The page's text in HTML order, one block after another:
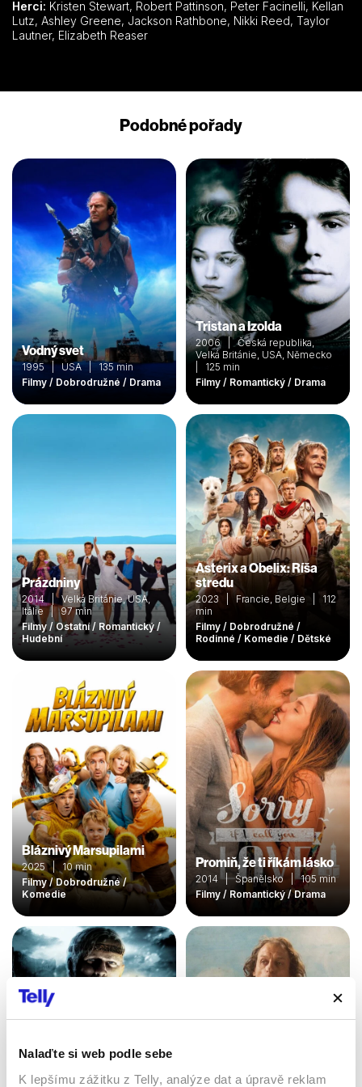
Nalaďte si web podle sebe
K lepšímu zážitku z Telly, analýze dat a úpravě reklam
Herci:
Lutz, Ashley Greene, Jackson Rathbone, Nikki Reed, Taylor
Lautner, Elizabeth Reaser
Podobné pořady
Vodný svet
1995 | USA | 135 min
Filmy / Dobrodružné / Drama
Tristan a Izolda
2006 | Česká republika,
Velká Británie, USA, Německo
| 125 min
Filmy / Romantický / Drama
Prázdniny
2014 | Velká Británie, USA,
Itálie | 97 min
Filmy / Ostatní / Romantický /
Hudební
Asterix a Obelix: Ríša
stredu
2023 | Francie, Belgie | 112
min
Filmy / Dobrodružné /
Rodinné / Komedie / Dětské
Bláznivý Marsupilami
2025 | 10 min
Filmy / Dobrodružné /
Komedie
Promiň, že ti říkám lásko
2014 | Španělsko | 105 min
Filmy / Romantický / Drama